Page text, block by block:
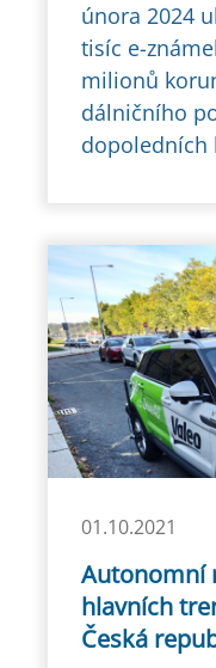
února 2024
tisíc e-
milionů
dálničního
dopoledních
01.10.2021
Autonomní
hlavních
Česká